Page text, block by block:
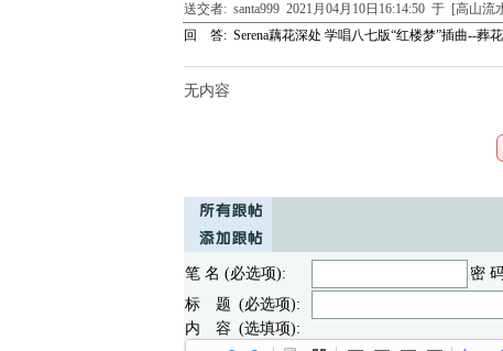
送交者: santa9992021月04月10日16:14:50 于 [高山流
回 答: Serena藕花深处 学唱八七版“红楼梦”插曲--葬
无内容
笔 名 (必选项): 密
标 题 (必选项):
内 容 (选填项):